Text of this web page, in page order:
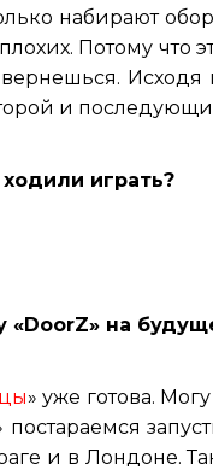
набирают
Потому что
Исходя
и
играть?
«DoorZ» на
» уже готова.
и в Лондоне.